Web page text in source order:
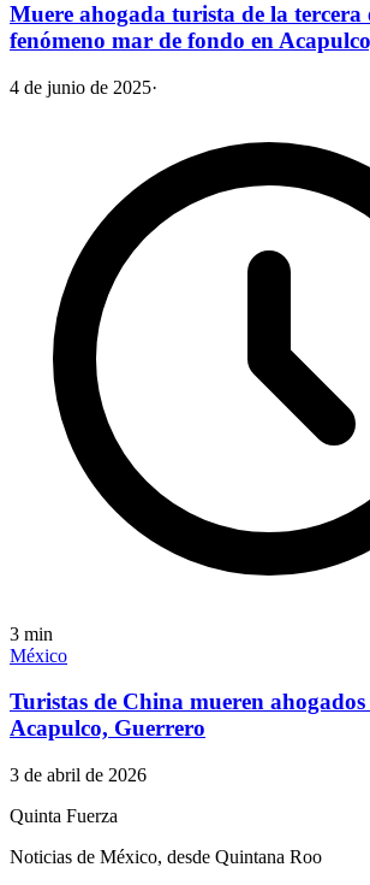
Muere ahogada turista de la tercera
fenómeno mar de fondo en
4 de junio de 2025·
3 min
México
Turistas de China mueren
Acapulco, Guerrero
3 de abril de 2026
Quinta Fuerza
Noticias de México, desde Quintana Roo